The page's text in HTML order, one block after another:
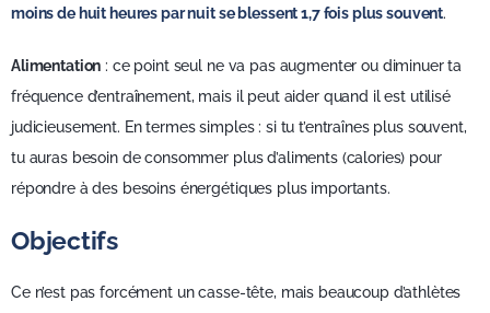
moins de huit heures par nuit se blessent 1,7 fois plus souvent.
Alimentation : ce point seul ne va pas augmenter ou diminuer ta
fréquence d’entraînement, mais il peut aider quand il est utilisé
judicieusement. En termes simples : si tu t’entraînes plus souvent,
tu auras besoin de consommer plus d’aliments (calories) pour
répondre à des besoins énergétiques plus importants.
Objectifs
Ce n’est pas forcément un casse-tête, mais beaucoup d’athlètes